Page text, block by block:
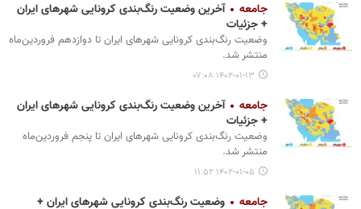
جامعه
آخرین وضعیت رنگ‌بندی کرونایی شهرهای ایران
+ جزئیات
وضعیت رنگ‌بندی کرونایی شهرهای ایران تا دوازدهم فروردین‌ماه
منتشر شد.
۱۴۰۲-۰۱-۱۳ ۰۷:۰۸
جامعه
آخرین وضعیت رنگ‌بندی کرونایی شهرهای ایران
+ جزئیات
وضعیت رنگ‌بندی کرونایی شهرهای ایران تا پنجم فروردین‌ماه
منتشر شد.
۱۴۰۲-۰۱-۰۵ ۱۱:۵۲
جامعه وضعیت رنگ‌بندی کرونایی شهرهای ایران +